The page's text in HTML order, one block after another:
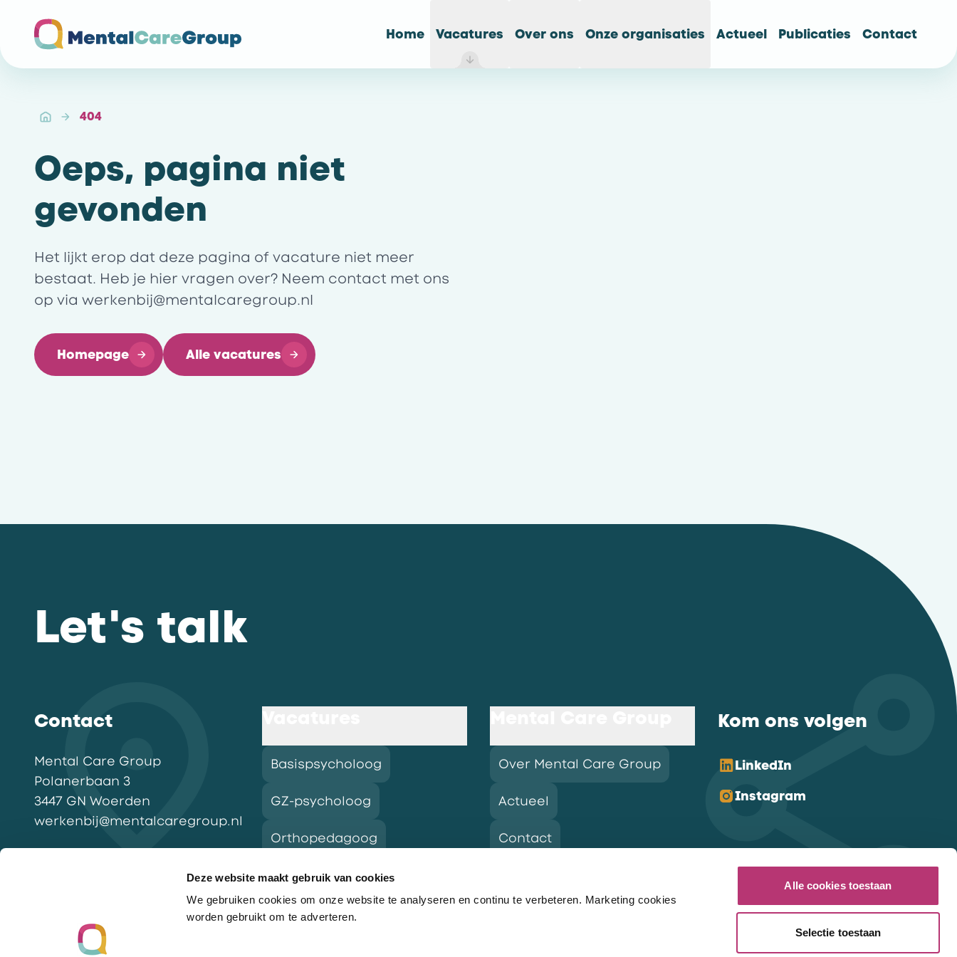
Deze website maakt gebruik van cookies
We gebruiken cookies om onze website te analyseren en continu te verbeteren. Marketing cookies
worden gebruikt om te adverteren.
Alle cookies toestaan
Selectie toestaan
Home Vacatures Over ons Onze organisaties Actueel Publicaties Contact
404
Oeps, pagina niet
gevonden
Het lijkt erop dat deze pagina of vacature niet meer
bestaat. Heb je hier vragen over? Neem contact met ons
op via werkenbij@mentalcaregroup.nl
Homepage Alle vacatures
Let's talk
Contact
Mental Care Group
Polanerbaan 3
3447 GN Woerden
werkenbij@mentalcaregroup.nl
Basispsycholoog
GZ-psycholoog
Orthopedagoog
Over Mental Care Group
Actueel
Contact
Kom ons volgen
LinkedIn
Instagram
Ga naar de homepagina
Vacatures